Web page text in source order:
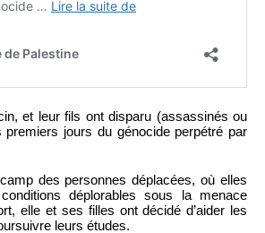
et leur fils ont disparu (assassinés ou
jours du génocide perpétré par
des personnes déplacées, où elles
déplorables sous la menace
elle et ses filles ont décidé d’aider les
leurs études.